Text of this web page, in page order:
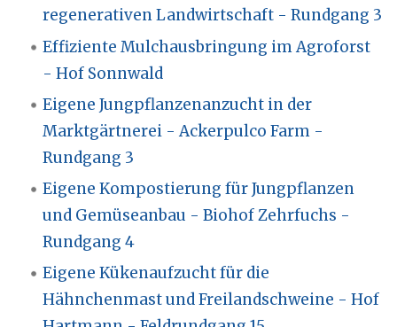
regenerativen Landwirtschaft - Rundgang 3
Effiziente Mulchausbringung im Agroforst
- Hof Sonnwald
Eigene Jungpflanzenanzucht in der
Marktgärtnerei - Ackerpulco Farm -
Rundgang 3
Eigene Kompostierung für Jungpflanzen
und Gemüseanbau - Biohof Zehrfuchs -
Rundgang 4
Eigene Kükenaufzucht für die
Hähnchenmast und Freilandschweine - Hof